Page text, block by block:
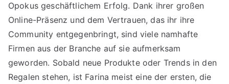
Opokus geschäftlichem Erfolg. Dank ihrer großen
Online-Präsenz und dem Vertrauen, das ihr ihre
Community entgegenbringt, sind viele namhafte
Firmen aus der Branche auf sie aufmerksam
geworden. Sobald neue Produkte oder Trends in den
Regalen stehen, ist Farina meist eine der ersten, die